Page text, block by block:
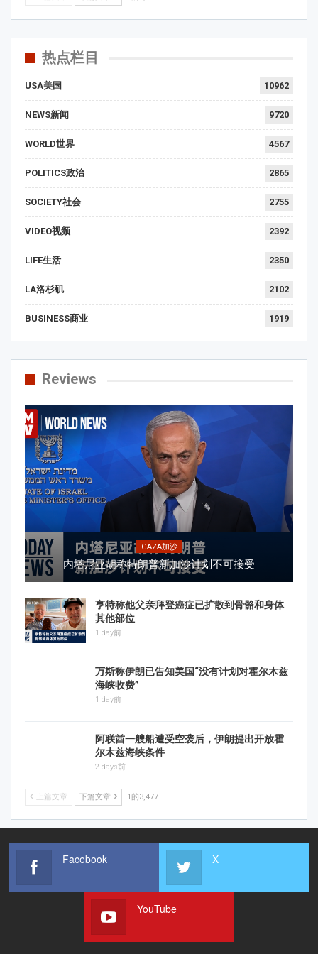
热点栏目
USA美国 10962
NEWS新闻 9720
WORLD世界 4567
POLITICS政治 2865
SOCIETY社会 2755
VIDEO视频 2392
LIFE生活 2350
LA洛杉矶 2102
BUSINESS商业 1919
Reviews
GAZA加沙
内塔尼亚胡称特朗普新加沙计划不可接受
亨特称他父亲拜登癌症已扩散到骨骼和身体
其他部位
1 day前
万斯称伊朗已告知美国“没有计划对霍尔木兹
海峡收费”
1 day前
阿联酋一艘船遭受空袭后，伊朗提出开放霍
尔木兹海峡条件
2 days前
上篇文章 下篇文章 1的3,477
Facebook X
YouTube